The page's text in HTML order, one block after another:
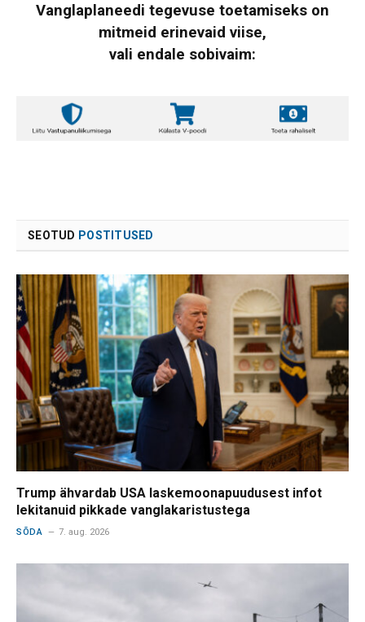
Vanglaplaneedi tegevuse toetamiseks on
mitmeid erinevaid viise,
vali endale sobivaim:
SEOTUD POSTITUSED
Trump ähvardab USA laskemoonapuudusest infot
lekitanuid pikkade vanglakaristustega
SÕDA 7. aug. 2026